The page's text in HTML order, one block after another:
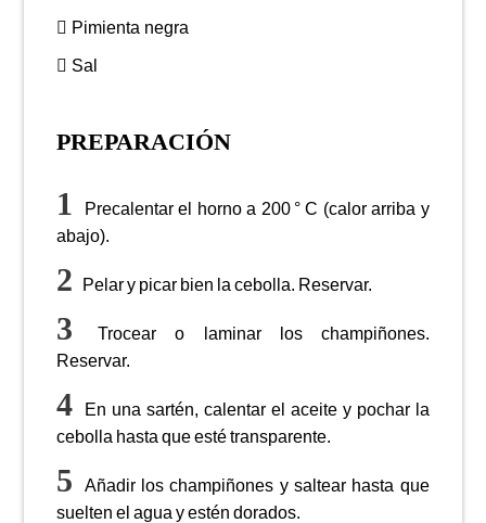
Pimienta negra
Sal
PREPARACIÓN
Precalentar el horno a 200 ° C (calor arriba y
abajo).
Pelar y picar bien la cebolla. Reservar.
Trocear o laminar los champiñones.
Reservar.
En una sartén, calentar el aceite y pochar la
cebolla hasta que esté transparente.
Añadir los champiñones y saltear hasta que
suelten el agua y estén dorados.